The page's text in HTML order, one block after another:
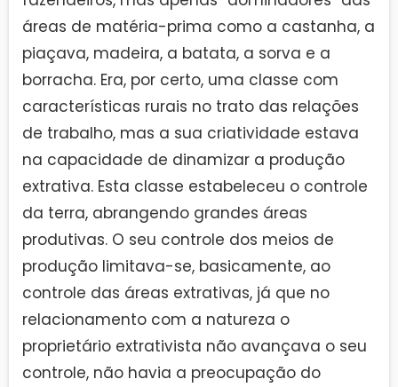
áreas de matéria-prima como a castanha, a
piaçava, madeira, a batata, a sorva e a
borracha. Era, por certo, uma classe com
características rurais no trato das relações
de trabalho, mas a sua criatividade estava
na capacidade de dinamizar a produção
extrativa. Esta classe estabeleceu o controle
da terra, abrangendo grandes áreas
produtivas. O seu controle dos meios de
produção limitava-se, basicamente, ao
controle das áreas extrativas, já que no
relacionamento com a natureza o
proprietário extrativista não avançava o seu
controle, não havia a preocupação do